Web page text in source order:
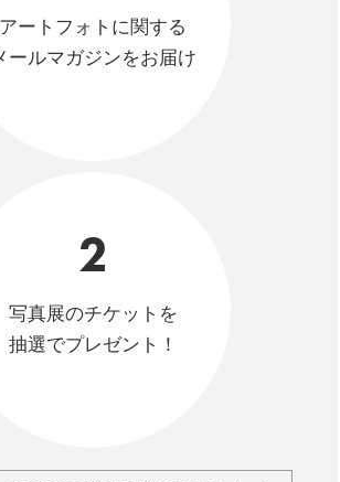
アートフォトに関する
ールマガジンをお届け
2
写真展のチケットを
抽選でプレゼント！